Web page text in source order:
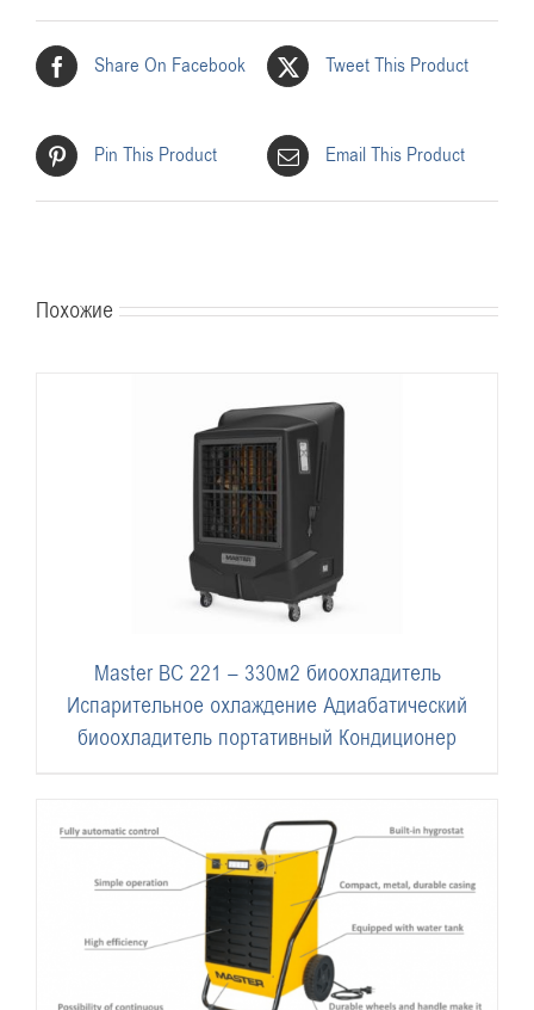
Share On Facebook Tweet This Product
Pin This Product Email This Product
Похожие
Master BC 221 – 330м2 биоохладитель
Испарительное охлаждение Адиабатический
биоохладитель портативный Кондиционер